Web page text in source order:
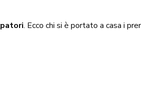
. Ecco chi si è portato a casa i